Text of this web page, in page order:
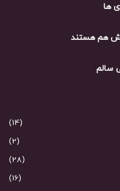
(14)
(2)
(28)
(16)